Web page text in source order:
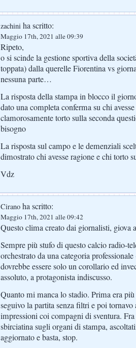
zachini ha scritto:
Maggio 17th, 2021 alle 09:39
Ripeto,
o si scinde la gestione sportiva della
toppata) dalla querelle Fiorentina vs
nessuna parte…
La risposta della stampa in blocco il
dato una completa conferma su chi
clamorosamente torto sulla seconda
bisogno
La risposta sul campo e le demenziali
dimostrato chi avesse ragione e chi torto
Vdz
Cirano ha scritto:
Maggio 17th, 2021 alle 09:42
Questo clima creato dai giornalisti, giova
Sempre più stufo di questo calcio radio-
orchestrato da una categoria
dovrebbe essere solo un corollario ed
assoluto, a protagonista indiscusso.
Quanto mi manca lo stadio. Prima era
seguivo la partita senza filtri e poi tornavo
impressioni coi compagni di sventura. Fra
sbirciatina sugli organi di stampa,
aggiornato e basta, stop.